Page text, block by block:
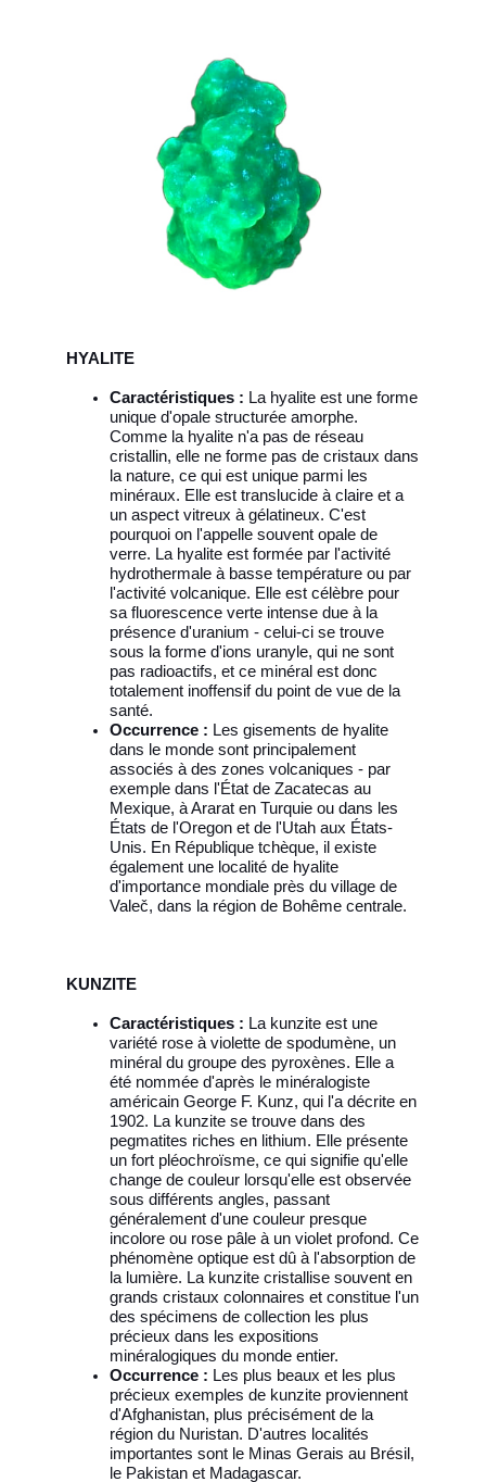
HYALITE
Caractéristiques : La hyalite est une forme
unique d'opale structurée amorphe.
Comme la hyalite n'a pas de réseau
cristallin, elle ne forme pas de cristaux dans
la nature, ce qui est unique parmi les
minéraux. Elle est translucide à claire et a
un aspect vitreux à gélatineux. C'est
pourquoi on l'appelle souvent opale de
verre. La hyalite est formée par l'activité
hydrothermale à basse température ou par
l'activité volcanique. Elle est célèbre pour
sa fluorescence verte intense due à la
présence d'uranium - celui-ci se trouve
sous la forme d'ions uranyle, qui ne sont
pas radioactifs, et ce minéral est donc
totalement inoffensif du point de vue de la
santé.
Occurrence : Les gisements de hyalite
dans le monde sont principalement
associés à des zones volcaniques - par
exemple dans l'État de Zacatecas au
Mexique, à Ararat en Turquie ou dans les
États de l'Oregon et de l'Utah aux États-
Unis. En République tchèque, il existe
également une localité de hyalite
d'importance mondiale près du village de
Valeč, dans la région de Bohême centrale.
KUNZITE
Caractéristiques : La kunzite est une
variété rose à violette de spodumène, un
minéral du groupe des pyroxènes. Elle a
été nommée d'après le minéralogiste
américain George F. Kunz, qui l'a décrite en
1902. La kunzite se trouve dans des
pegmatites riches en lithium. Elle présente
un fort pléochroïsme, ce qui signifie qu'elle
change de couleur lorsqu'elle est observée
sous différents angles, passant
généralement d'une couleur presque
incolore ou rose pâle à un violet profond. Ce
phénomène optique est dû à l'absorption de
la lumière. La kunzite cristallise souvent en
grands cristaux colonnaires et constitue l'un
des spécimens de collection les plus
précieux dans les expositions
minéralogiques du monde entier.
Occurrence : Les plus beaux et les plus
précieux exemples de kunzite proviennent
d'Afghanistan, plus précisément de la
région du Nuristan. D'autres localités
importantes sont le Minas Gerais au Brésil,
le Pakistan et Madagascar.